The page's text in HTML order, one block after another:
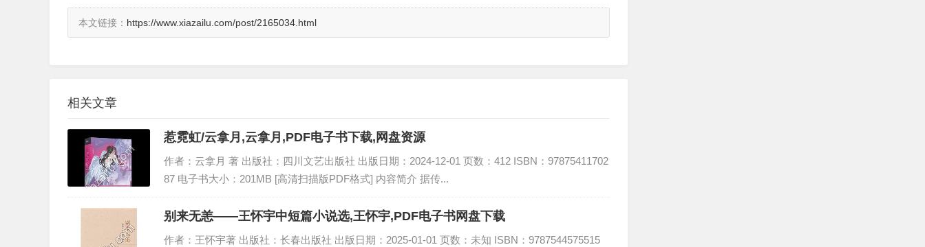
本文链接： https://www.xiazailu.com/post/2165034.html
相关文章
惹霓虹/云拿月,云拿月,PDF电子书下载,网盘资源
作者：云拿月 著 出版社：四川文艺出版社 出版日期：2024-12-01 页数：412 ISBN：97875411702
87 电子书大小：201MB [高清扫描版PDF格式] 内容简介 据传...
别来无恙——王怀宇中短篇小说选,王怀宇,PDF电子书网盘下载
作者：王怀宇著 出版社：长春出版社 出版日期：2025-01-01 页数：未知 ISBN：9787544575515